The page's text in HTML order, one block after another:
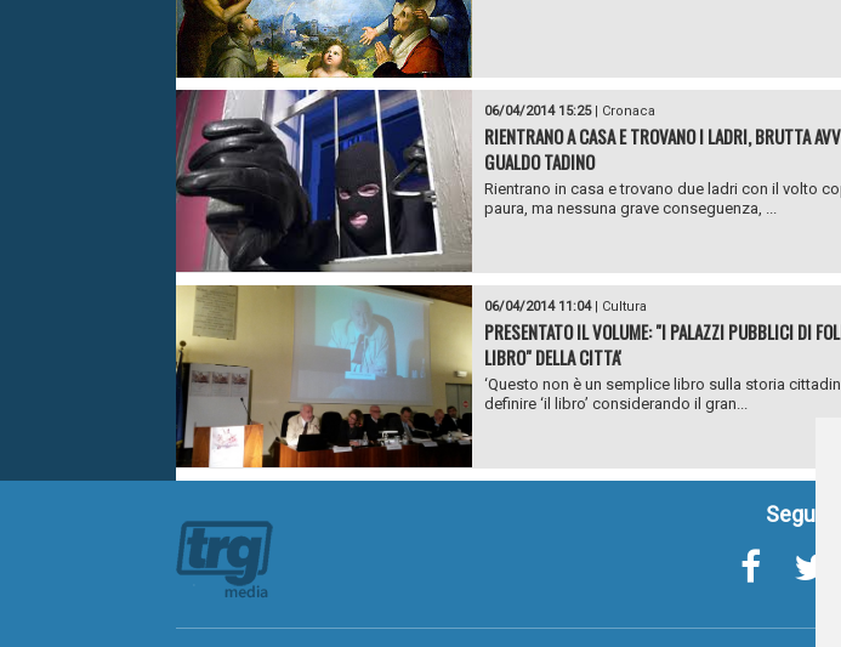
06/04/2014 15:25| Cronaca
RIENTRANO A CASA E TROVANO I LADRI, BRUTTA
GUALDO TADINO
Rientrano in casa e trovano due ladri con il volto
paura, ma nessuna grave conseguenza, ...
06/04/2014 11:04| Cultura
PRESENTATO IL VOLUME: "I PALAZZI PUBBLICI DI
LIBRO" DELLA CITTA'
‘Questo non è un semplice libro sulla storia
definire ‘il libro’ considerando il gran...